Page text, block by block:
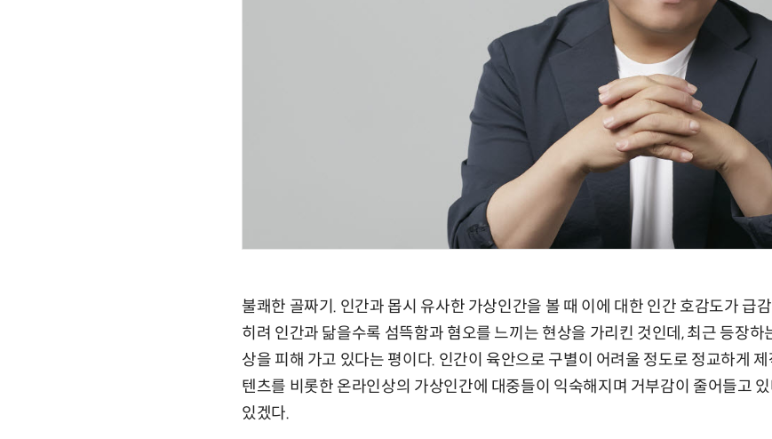
불쾌한 골짜기. 인간과 몹시 유사한 가상인간을 볼 때 이에 대한 인간 호감도가 급
히려 인간과 닮을수록 섬뜩함과 혐오를 느끼는 현상을 가리킨 것인데, 최근 등장하
상을 피해 가고 있다는 평이다. 인간이 육안으로 구별이 어려울 정도로 정교하게
텐츠를 비롯한 온라인상의 가상인간에 대중들이 익숙해지며 거부감이 줄어들고
있겠다.